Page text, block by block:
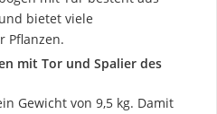
bietet viele
Pflanzen.
mit Tor und Spalier des
Gewicht von 9,5 kg. Damit